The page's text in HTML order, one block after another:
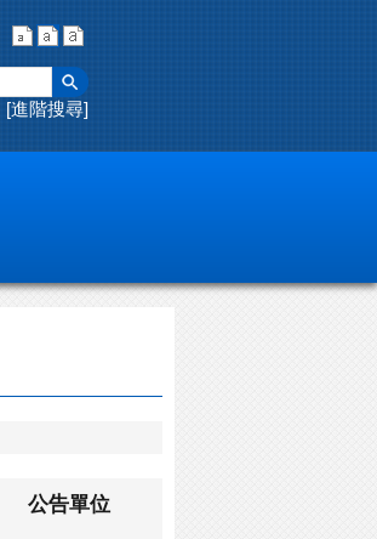
進階搜尋
公告單位